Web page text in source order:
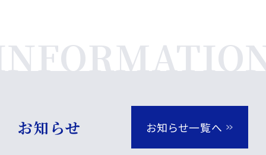
お知らせ お知らせ一覧へ